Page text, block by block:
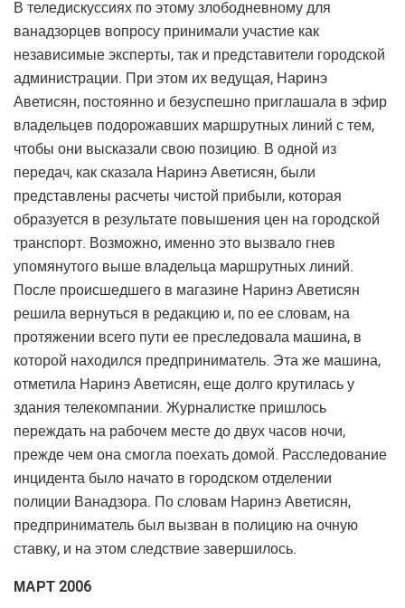
В теледискуссиях по этому злободневному для
ванадзорцев вопросу принимали участие как
независимые эксперты, так и представители городской
администрации. При этом их ведущая, Наринэ
Аветисян, постоянно и безуспешно приглашала в эфир
владельцев подорожавших маршрутных линий с тем,
чтобы они высказали свою позицию. В одной из
передач, как сказала Наринэ Аветисян, были
представлены расчеты чистой прибыли, которая
образуется в результате повышения цен на городской
транспорт. Возможно, именно это вызвало гнев
упомянутого выше владельца маршрутных линий.
После происшедшего в магазине Наринэ Аветисян
решила вернуться в редакцию и, по ее словам, на
протяжении всего пути ее преследовала машина, в
которой находился предприниматель. Эта же машина,
отметила Наринэ Аветисян, еще долго крутилась у
здания телекомпании. Журналистке пришлось
переждать на рабочем месте до двух часов ночи,
прежде чем она смогла поехать домой. Расследование
инцидента было начато в городском отделении
полиции Ванадзора. По словам Наринэ Аветисян,
предприниматель был вызван в полицию на очную
ставку, и на этом следствие завершилось.
МАРТ 2006